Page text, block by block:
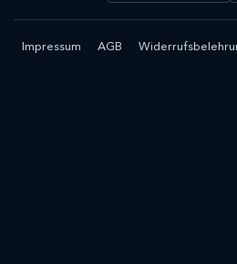
Impressum AGB